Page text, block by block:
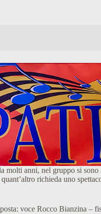
molti anni, nel gruppo si
richieda uno
voce Rocco Bianzina –